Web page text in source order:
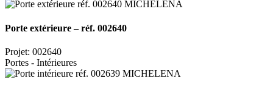
Porte extérieure – réf. 002640
Projet: 002640
Portes - Intérieures